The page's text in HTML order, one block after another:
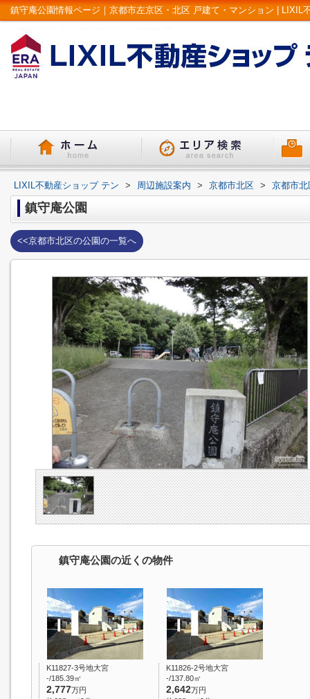
鎮守庵公園情報ページ｜京都市左京区・北区 戸建て・マンション | LIXIL
LIXIL不動産ショップ テン > 周辺施設案内 > 京都市北区 > 京都市
鎮守庵公園
<<京都市北区の公園の一覧へ
鎮守庵公園の近くの物件
K11827-3号地大宮
-/185.39㎡
2,777万円
K11826-2号地大宮
-/137.80㎡
2,642万円